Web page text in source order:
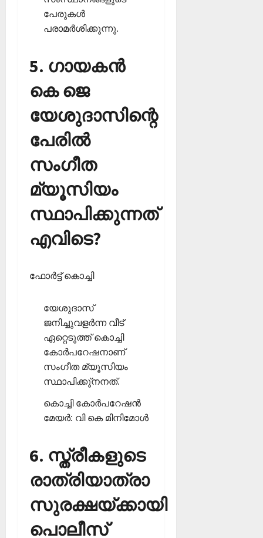
പേരുകള്‍
പരാമര്‍ശിക്കുന്നു.
5. ഗായകന്‍
കെ ജെ
യേശുദാസിന്റെ
പേരില്‍
സംഗീത
മ്യൂസിയം
സ്ഥാപിക്കുന്നത്
എവിടെ?
ഫോര്‍ട്ട് കൊച്ചി
യേശുദാസ്
ജനിച്ചുവളര്‍ന്ന വീട്
ഏറ്റെടുത്ത് കൊച്ചി
കോര്‍പറേഷനാണ്
സംഗീത മ്യൂസിയം
സ്ഥാപിക്കു്‌നനത്.
കൊച്ചി കോര്‍പറേഷന്‍
മേയര്‍: വി കെ മിനിമോള്‍
6. സ്ത്രീകളുടെ
രാത്രിയാത്രാ
സുരക്ഷയ്ക്കായി
പൊലീസ്